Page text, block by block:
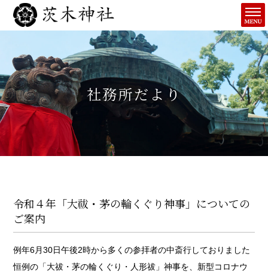
社務所だより
令和４年「大祓・茅の輪くぐり神事」についての
ご案内
例年6月30日午後2時から多くの参拝者の中斎行しておりました
恒例の「大祓・茅の輪くぐり・人形祓」神事を、新型コロナウ